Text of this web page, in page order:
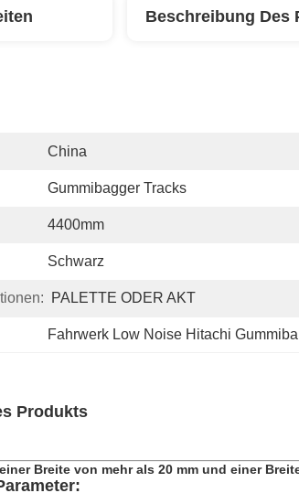
Beschreibung Des
China
Gummibagger Tracks
4400mm
Schwarz
PALETTE ODER AKT
Fahrwerk Low Noise Hitachi
Produkts
Breite von mehr als 20 mm und einer